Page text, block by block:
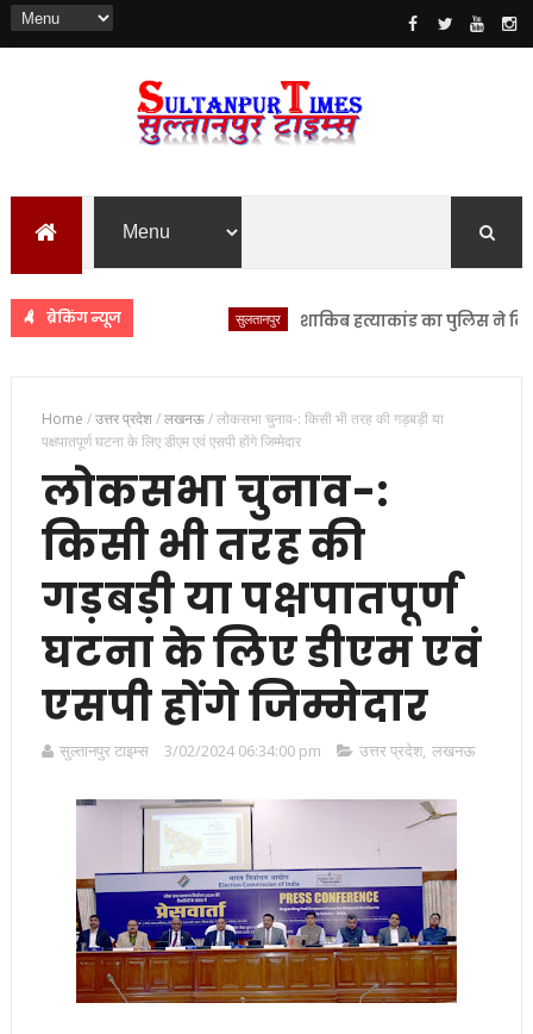
ब्रेकिंग न्यूज शाकिब हत्याकांड का पुलिस ने किया
Home /उत्तर प्रदेश/लखनऊ/लोकसभा चुनाव-: किसी भी तरह की गड़बड़ी या
पक्षपातपूर्ण घटना के लिए डीएम एवं एसपी होंगे जिम्मेदार
लोकसभा चुनाव-:
किसी भी तरह की
गड़बड़ी या पक्षपातपूर्ण
घटना के लिए डीएम एवं
एसपी होंगे जिम्मेदार
सुल्तानपुर टाइम्स 3/02/2024 06:34:00 pm उत्तर प्रदेश, लखनऊ